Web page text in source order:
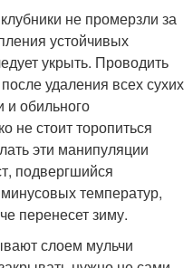
не промерзли за
устойчивых
укрыть. Проводить
удаления всех сухих
и обильного
не стоит торопиться
эти манипуляции
подвергшийся
температур,
перенесет зиму.
слоем мульчи